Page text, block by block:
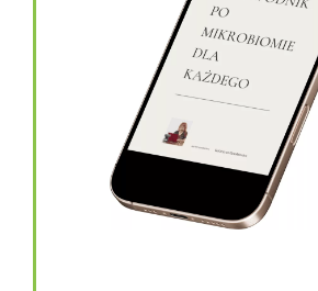
topinambur w kapsułkach